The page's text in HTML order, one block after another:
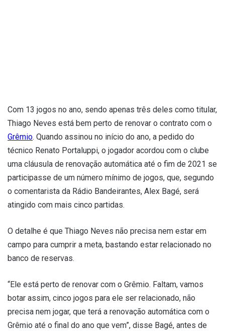
Com 13 jogos no ano, sendo apenas três deles como titular,
Thiago Neves está bem perto de renovar o contrato com o
Grêmio. Quando assinou no início do ano, a pedido do
técnico Renato Portaluppi, o jogador acordou com o clube
uma cláusula de renovação automática até o fim de 2021 se
participasse de um número mínimo de jogos, que, segundo
o comentarista da Rádio Bandeirantes, Alex Bagé, será
atingido com mais cinco partidas.
O detalhe é que Thiago Neves não precisa nem estar em
campo para cumprir a meta, bastando estar relacionado no
banco de reservas.
“Ele está perto de renovar com o Grêmio. Faltam, vamos
botar assim, cinco jogos para ele ser relacionado, não
precisa nem jogar, que terá a renovação automática com o
Grêmio até o final do ano que vem”, disse Bagé, antes de